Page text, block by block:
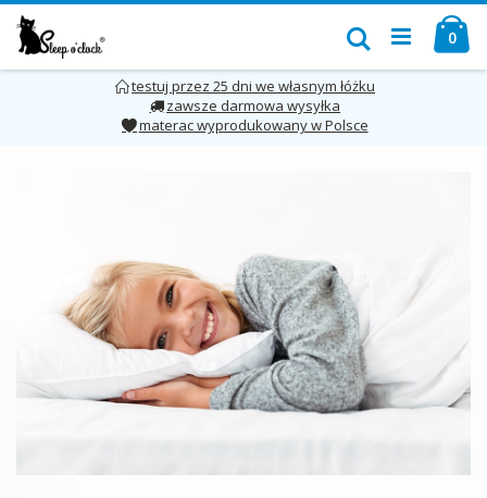
testuj przez 25 dni we własnym łóżku
zawsze darmowa wysyłka
materac wyprodukowany w Polsce
Przejdź
do
treści
0
Szukaj